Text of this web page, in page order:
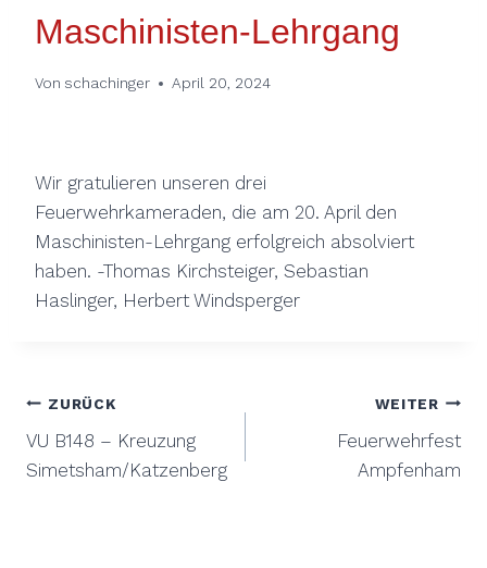
Maschinisten-Lehrgang
Von schachinger April 20, 2024
Wir gratulieren unseren drei
Feuerwehrkameraden, die am 20. April den
Maschinisten-Lehrgang erfolgreich absolviert
haben. -Thomas Kirchsteiger, Sebastian
Haslinger, Herbert Windsperger
Beitragsnavigation
ZURÜCK
VU B148 – Kreuzung
Simetsham/Katzenberg
WEITER
Feuerwehrfest
Ampfenham